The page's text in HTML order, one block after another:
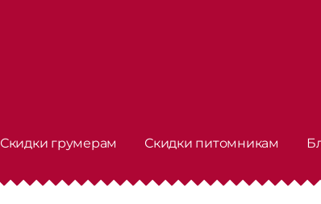
Скидки грумерам Скидки питомникам